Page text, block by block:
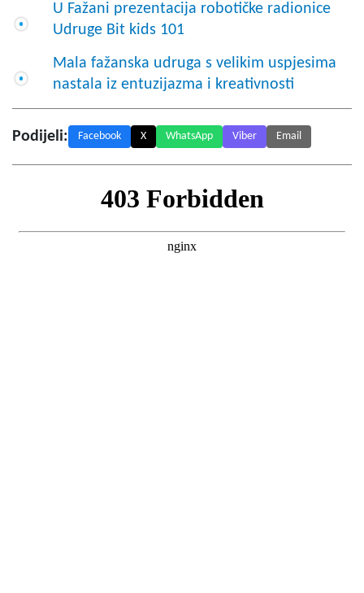
U Fažani prezentacija robotičke radionice
Udruge Bit kids 101
Mala fažanska udruga s velikim uspjesima
nastala iz entuzijazma i kreativnosti
Podijeli: Facebook X WhatsApp Viber Email